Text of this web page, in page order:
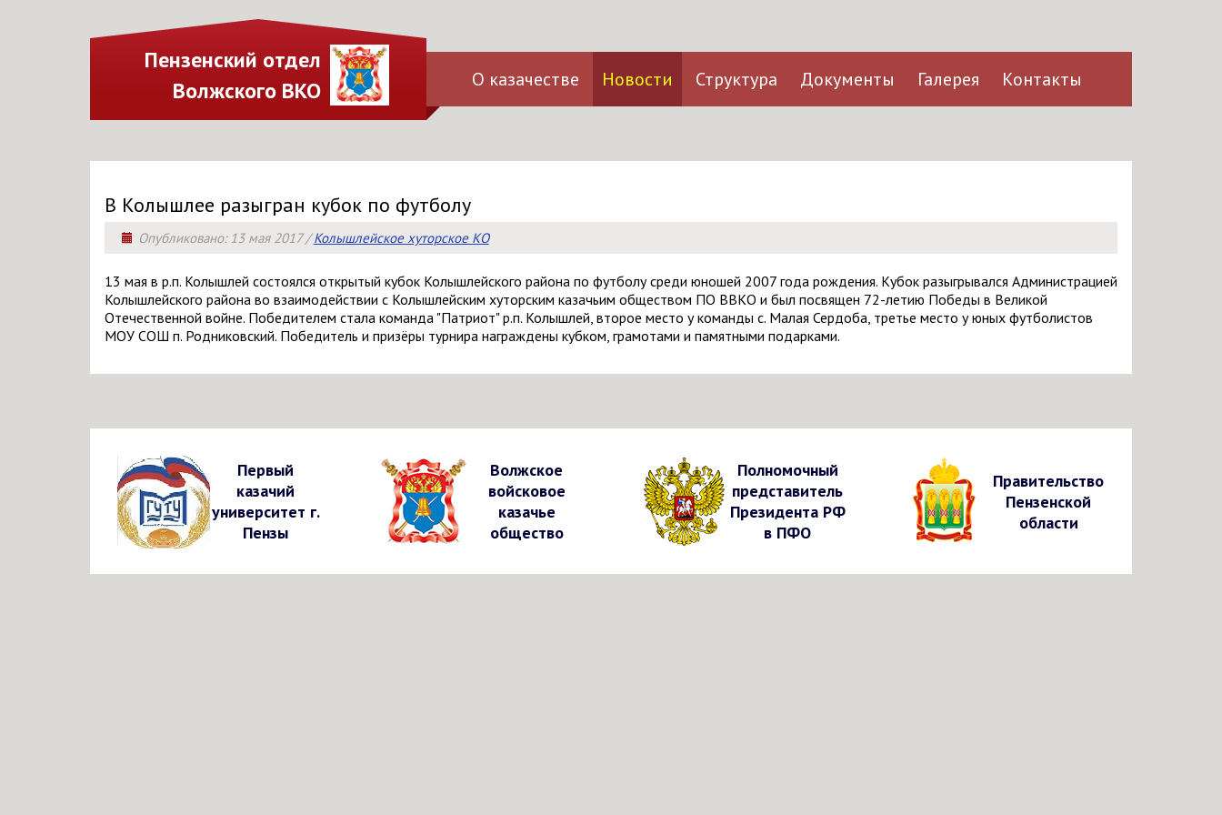
Пензенский отдел
Волжского ВКО
О казачестве Новости Структура Документы Галерея Контакты
В Колышлее разыгран кубок по футболу
Опубликовано: 13 мая 2017/Колышлейское хуторское КО
13 мая в р.п. Колышлей состоялся открытый кубок Колышлейского района по футболу среди юношей 2007 года рождения. Кубок разыгрывался Администрацией
Колышлейского района во взаимодействии с Колышлейским хуторским казачьим обществом ПО ВВКО и был посвящен 72-летию Победы в Великой
Отечественной войне. Победителем стала команда "Патриот" р.п. Колышлей, второе место у команды с. Малая Сердоба, третье место у юных футболистов
МОУ СОШ п. Родниковский. Победитель и призёры турнира награждены кубком, грамотами и памятными подарками.
Первый
казачий
университет г.
Пензы
Волжское
войсковое
казачье
общество
Полномочный
представитель
Президента РФ
в ПФО
Правительство
Пензенской
области